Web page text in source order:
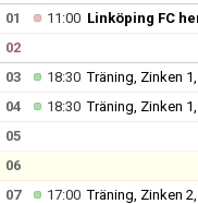
MATCHER
01 11:00 Linköping FC
02
03 18:30Träning, Zinken
04
18:30Träning, Zinken
05
06
07
17:00Träning, Zinken